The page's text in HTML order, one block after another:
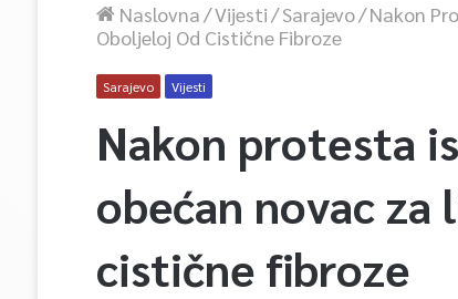
Naslovna/Vijesti/Sarajevo/Nakon
Oboljeloj Od Cistične Fibroze
Sarajevo Vijesti
Nakon protesta
obećan novac
cistične fibroze